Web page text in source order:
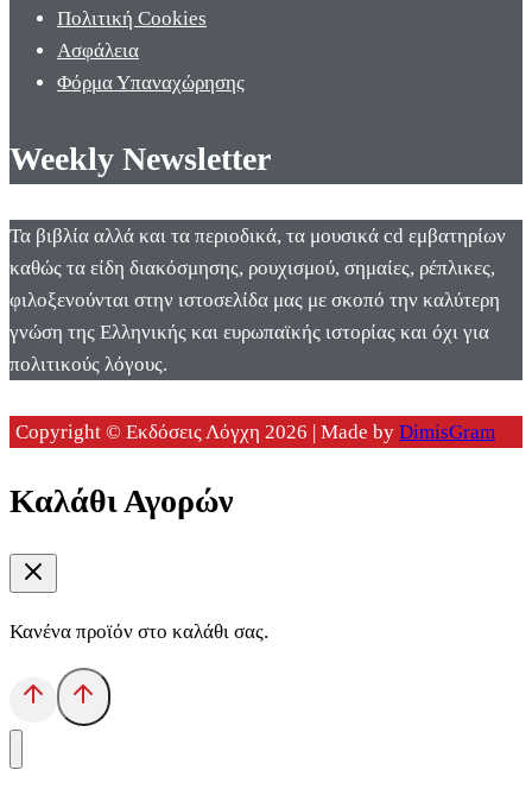
Πολιτική Cookies
Ασφάλεια
Φόρμα Υπαναχώρησης
Weekly Newsletter
Τα βιβλία αλλά και τα περιοδικά, τα μουσικά cd εμβατηρίων
καθώς τα είδη διακόσμησης, ρουχισμού, σημαίες, ρέπλικες,
φιλοξενούνται στην ιστοσελίδα μας με σκοπό την καλύτερη
γνώση της Ελληνικής και ευρωπαϊκής ιστορίας και όχι για
πολιτικούς λόγους.
Copyright © Εκδόσεις Λόγχη 2026 | Made by DimisGram
Καλάθι Αγορών
Κανένα προϊόν στο καλάθι σας.